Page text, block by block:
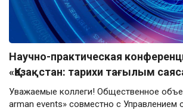
Научно-практическая
«Қазақстан: тарихи тағылым
Уважаемые коллеги! Общественное
arman events» совместно с Управлением